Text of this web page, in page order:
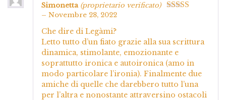
Simonetta (proprietario verificato)
– Novembre 28, 2022
Che dire di Legàmi?
Letto tutto d’un fiato grazie alla sua scrittura
dinamica, stimolante, emozionante e
soprattutto ironica e autoironica (amo in
modo particolare l’ironia). Finalmente due
amiche di quelle che darebbero tutto l’una
per l’altra e nonostante attraversino ostacoli